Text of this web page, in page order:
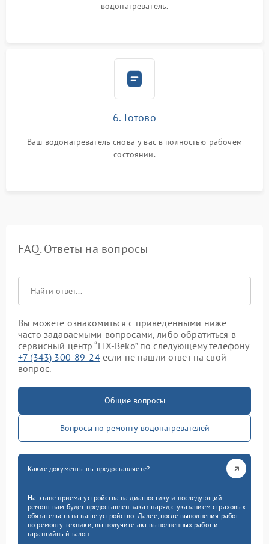
водонагреватель.
6. Готово
Ваш водонагреватель снова у вас в полностью рабочем
состоянии.
FAQ. Ответы на вопросы
Вы можете ознакомиться с приведенными ниже
часто задаваемыми вопросами, либо обратиться в
сервисный центр “FIX-Beko” по следующему телефону
+7 (343) 300-89-24если не нашли ответ на свой
вопрос.
Общие вопросы
Вопросы по ремонту водонагревателей
Какие документы вы предоставляете?
На этапе приема устройства на диагностику и последующий
ремонт вам будет предоставлен заказ-наряд с указанием страховых
обязательств на ваше устройство. Далее, после выполнения работ
по ремонту техники, вы получите акт выполненных работ и
гарантийный талон.